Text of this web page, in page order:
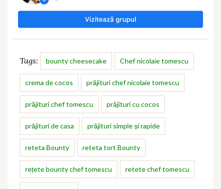
Tags: bounty cheesecake Chef nicolaie tomescu
crema de cocos prăjituri chef nicolaie tomescu
prăjituri chef tomescu prăjituri cu cocos
prăjituri de casa prăjituri simple și rapide
reteta Bounty reteta tort Bounty
rețete bounty chef tomescu retete chef tomescu